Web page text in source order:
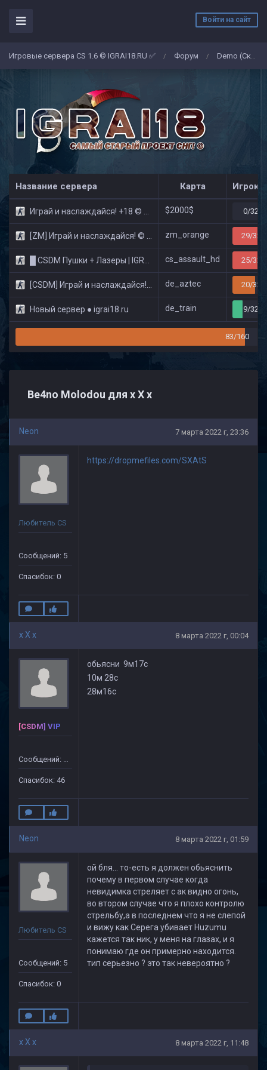
Войти на сайт
Игровые сервера CS 1.6 © IGRAI18.RU ✅ / Форум / Demo (Скриншоты)
Название сервера Карта
Играй и наслаждайся! +18 © Public $2000$ 0/32
[ZM] Играй и наслаждайся! © Zombie Show zm_orange 29/32
█ CSDM Пушки + Лазеры | IGRAI18.RU ツ █ cs_assault_hd 25/32
[CSDM] Играй и наслаждайся! © Classic de_aztec 20/32
Новый сервер ● igrai18.ru de_train 9/32
83/160
Be4no Molodou для x X x
Neon 7 марта 2022 г, 23:36
Любитель CS
Сообщений: 5
Спасибок: 0
https://dropmefiles.com/SXAtS
x X x 8 марта 2022 г, 00:04
[CSDM] VIP
Сообщений: 499
Спасибок: 46
обьясни 9м17с
10м 28с
28м16с
Neon 8 марта 2022 г, 01:59
Любитель CS
Сообщений: 5
Спасибок: 0
ой бля... то-есть я должен обьяснить
почему в первом случае когда
невидимка стреляет с ак видно огонь,
во втором случае что я плохо контролю
стрельбу,а в последнем что я не слепой
и вижу как Серега убивает Huzumu
кажется так ник, у меня на глазах, и я
понимаю где он примерно находится.
тип серьезно ? это так невероятно ?
x X x 8 марта 2022 г, 11:48